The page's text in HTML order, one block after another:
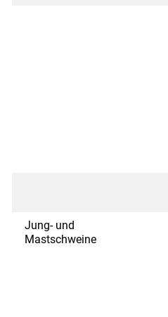
Jung- und
Mastschweine